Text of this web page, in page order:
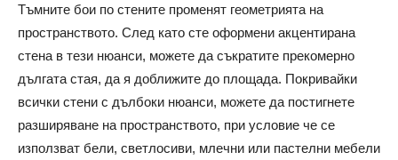
Тъмните бои по стените променят геометрията на
пространството. След като сте оформени акцентирана
стена в тези нюанси, можете да съкратите прекомерно
дългата стая, да я доближите до площада. Покривайки
всички стени с дълбоки нюанси, можете да постигнете
разширяване на пространството, при условие че се
използват бели, светлосиви, млечни или пастелни мебели